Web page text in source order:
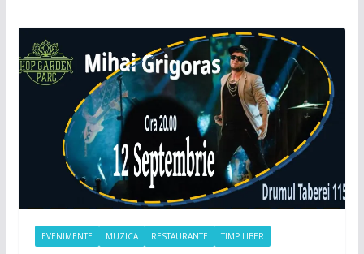
EVENIMENTE MUZICA RESTAURANTE TIMP LIBER